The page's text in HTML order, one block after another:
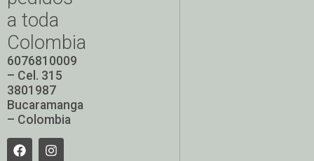
a toda
Colombia
6076810009
– Cel. 315
3801987
Bucaramanga
– Colombia